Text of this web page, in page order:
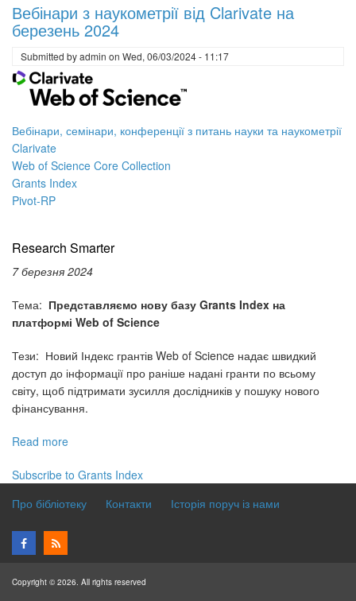
наукометрії
від
Clarivate
травень
2024
Вебінари з наукометрії від Clarivate на
березень 2024
Submitted byadmin on Wed, 06/03/2024 - 11:17
Вебінари, семінари, конференції з питань науки та наукометрії
Clarivate
Web of Science Core Collection
Grants Index
Pivot-RP
Research Smarter
7 березня 2024
Тема: Представляємо нову базу Grants Index на
платформі Web of Science
Тези: Новий Індекс грантів Web of Science надає швидкий
доступ до інформації про раніше надані гранти по всьому
світу, щоб підтримати зусилля дослідників у пошуку нового
фінансування.
Read more
з
від
2024
Subscribe to Grants Index
Про бібліотеку
Контакти Історія поруч із нами
Copyright © 2026. All rights reserved